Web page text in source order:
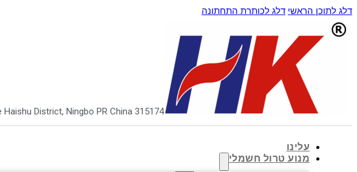
דלג לתוכן הראשי דלג לכותרת התחתונה
District, Ningbo PR China 315174
עלינו
מנוע טרול חשמלי